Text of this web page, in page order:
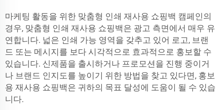
마케팅 활동을 위한 맞춤형 인쇄 재사용 쇼핑백 캠페인의
경우, 맞춤형 인쇄 재사용 쇼핑백은 광고 측면에서 매우 유
연합니다. 넓은 인쇄 가능 영역을 갖추고 있어 로고, 브랜
드 또는 메시지를 보다 시각적으로 효과적으로 홍보할 수
있습니다. 신제품을 출시하거나 프로모션을 진행 중이거
나 브랜드 인지도를 높이기 위한 방법을 찾고 있다면, 홍보
용 재사용 쇼핑백은 귀하의 목표 달성에 도움이 될 수 있습
니다.